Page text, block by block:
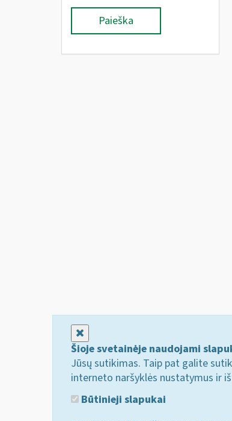
Paieška
Šioje svetainėje naudojami
Jūsų sutikimas. Taip pat galite
interneto naršyklės nustatymus ir
Būtinieji slapukai